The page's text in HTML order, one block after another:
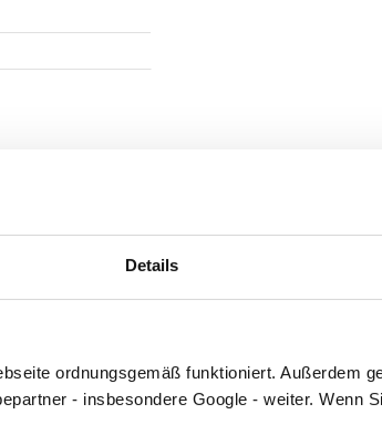
Details
ordnungsgemäß funktioniert. Außerdem
- insbesondere Google - weiter. Wenn
zum